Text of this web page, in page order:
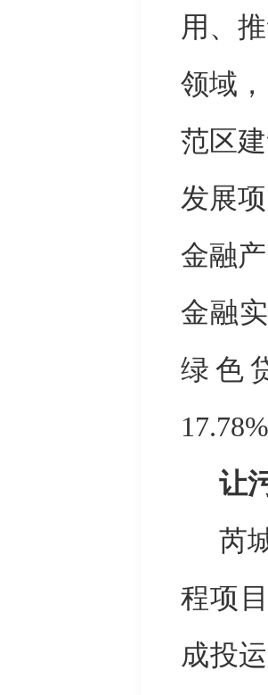
用、
领域
范区
发展
金融
金融
绿色
17.78%
让
芮
程项
成投